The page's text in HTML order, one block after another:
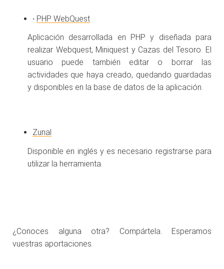
· PHP WebQuest
Aplicación desarrollada en PHP y diseñada para
realizar Webquest, Miniquest y Cazas del Tesoro. El
usuario puede también editar o borrar las
actividades que haya creado, quedando guardadas
y disponibles en la base de datos de la aplicación.
Zunal
Disponible en inglés y es necesario registrarse para
utilizar la herramienta.
¿Conoces alguna otra? Compártela. Esperamos
vuestras aportaciones.